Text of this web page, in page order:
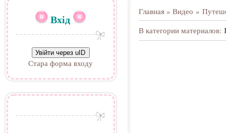
Главная » Видео »
В категории материалов:
Вхід
Увійти через uID
Стара форма входу